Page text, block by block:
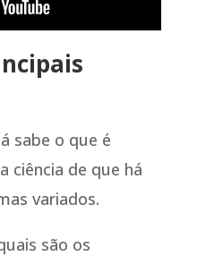
sabe o que é
ciência de que há
variados.
são os